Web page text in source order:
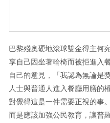
巴黎殘奧硬地滾球雙金得主何
享自己因坐著輪椅而被拒進入
自己的意見，「我認為無論是
人士與普通人進入餐廳用膳的
對覺得這是一件需要正視的事
而是應該加強公民教育，讓普